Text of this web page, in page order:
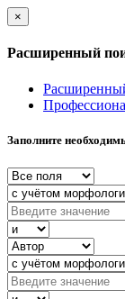
×
Расширенный
Заполните